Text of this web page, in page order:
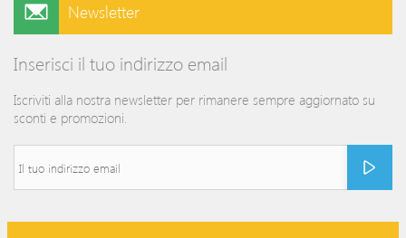
Newsletter
Inserisci il tuo indirizzo email
Iscriviti alla nostra newsletter per rimanere sempre aggiornato su
sconti e promozioni.